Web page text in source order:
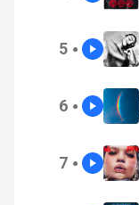
5 ●
6 ●
7 ●